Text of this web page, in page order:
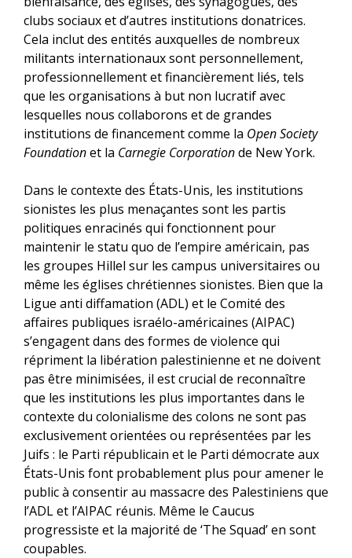
clubs sociaux et d’autres institutions donatrices.
Cela inclut des entités auxquelles de nombreux
militants internationaux sont personnellement,
professionnellement et financièrement liés, tels
que les organisations à but non lucratif avec
lesquelles nous collaborons et de grandes
institutions de financement comme la Open Society
Foundationet la Carnegie Corporationde New York.
Dans le contexte des États-Unis, les institutions
sionistes les plus menaçantes sont les partis
politiques enracinés qui fonctionnent pour
maintenir le statu quo de l’empire américain, pas
les groupes Hillel sur les campus universitaires ou
même les églises chrétiennes sionistes. Bien que la
Ligue anti diffamation (ADL) et le Comité des
affaires publiques israélo-américaines (AIPAC)
s’engagent dans des formes de violence qui
répriment la libération palestinienne et ne doivent
pas être minimisées, il est crucial de reconnaître
que les institutions les plus importantes dans le
contexte du colonialisme des colons ne sont pas
exclusivement orientées ou représentées par les
Juifs : le Parti républicain et le Parti démocrate aux
États-Unis font probablement plus pour amener le
public à consentir au massacre des Palestiniens que
l’ADL et l’AIPAC réunis. Même le Caucus
progressiste et la majorité de ‘The Squad’ en sont
coupables.